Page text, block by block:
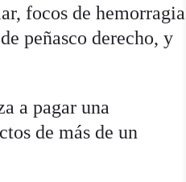
focos de hemorragia
peñasco derecho, y
a pagar una
de más de un